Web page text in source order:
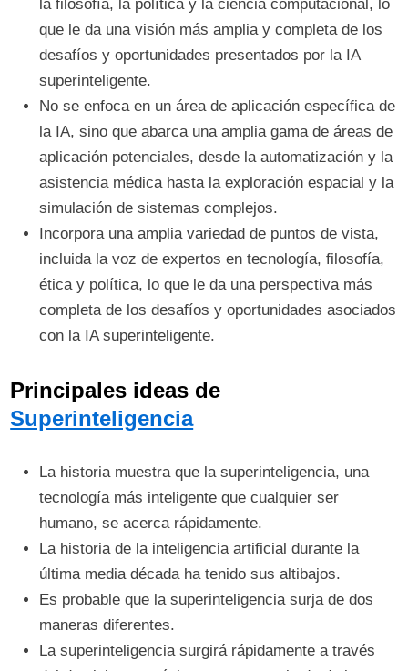
la filosofía, la política y la ciencia computacional, lo
que le da una visión más amplia y completa de los
desafíos y oportunidades presentados por la IA
superinteligente.
No se enfoca en un área de aplicación específica de
la IA, sino que abarca una amplia gama de áreas de
aplicación potenciales, desde la automatización y la
asistencia médica hasta la exploración espacial y la
simulación de sistemas complejos.
Incorpora una amplia variedad de puntos de vista,
incluida la voz de expertos en tecnología, filosofía,
ética y política, lo que le da una perspectiva más
completa de los desafíos y oportunidades asociados
con la IA superinteligente.
Principales ideas de
Superinteligencia
La historia muestra que la superinteligencia, una
tecnología más inteligente que cualquier ser
humano, se acerca rápidamente.
La historia de la inteligencia artificial durante la
última media década ha tenido sus altibajos.
Es probable que la superinteligencia surja de dos
maneras diferentes.
La superinteligencia surgirá rápidamente a través